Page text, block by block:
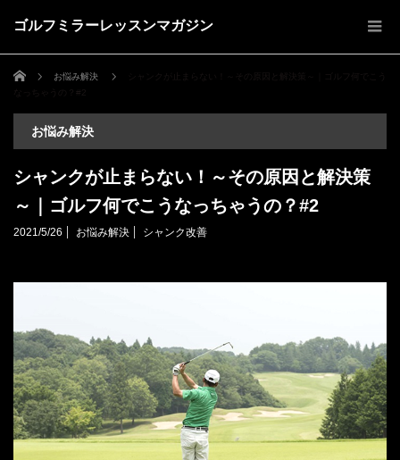
ゴルフミラーレッスンマガジン
ホーム お悩み解決
なっちゃうの？#2
お悩み解決
シャンクが止まらない！～その原因と解決策
～｜ゴルフ何でこうなっちゃうの？#2
2021/5/26 お悩み解決 シャンク改善